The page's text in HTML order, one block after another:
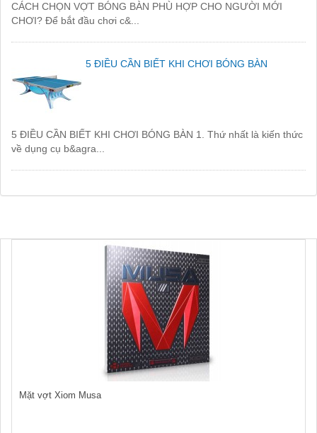
CÁCH CHỌN VỢT BÓNG BÀN PHÙ HỢP CHO NGƯỜI MỚI
CHƠI? Để bắt đầu chơi c&...
5 ĐIỀU CẦN BIẾT KHI CHƠI BÓNG BÀN
5 ĐIỀU CẦN BIẾT KHI CHƠI BÓNG BÀN 1. Thứ nhất là kiến thức
về dụng cụ b&agra...
Mặt vợt Xiom Musa